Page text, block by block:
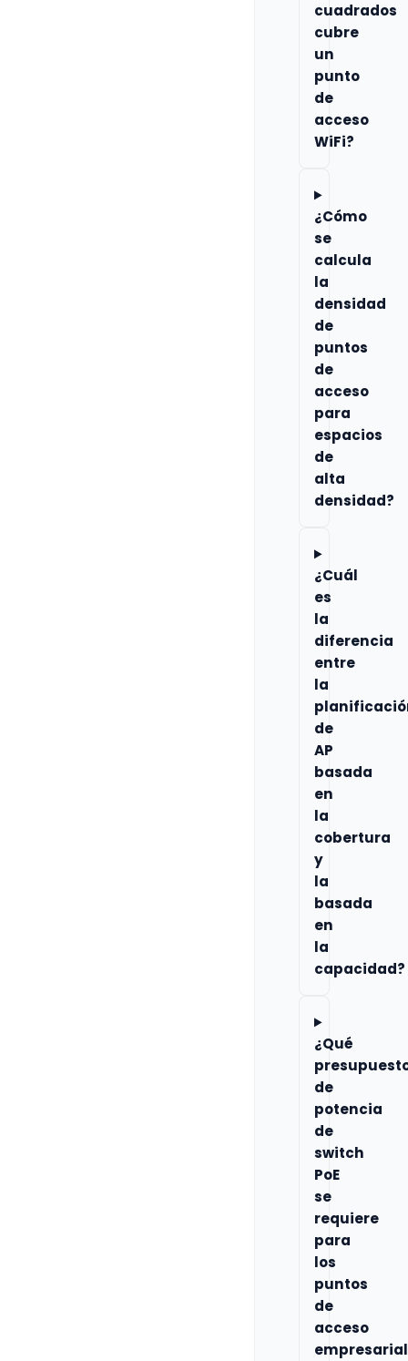
cuadrados
cubre
un
punto
de
acceso
WiFi?
¿Cómo
se
calcula
la
densidad
de
puntos
de
acceso
para
espacios
de
alta
densidad?
¿Cuál
es
la
diferencia
entre
la
de
AP
basada
en
la
cobertura
y
la
basada
en
la
capacidad?
¿Qué
de
potencia
de
switch
PoE
se
requiere
para
los
puntos
de
acceso